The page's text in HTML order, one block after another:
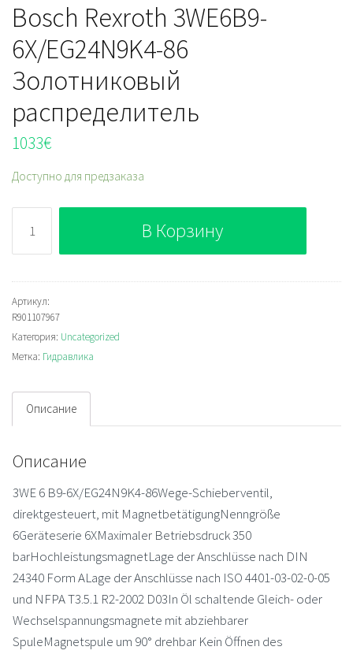
Bosch Rexroth 3WE6B9-
6X/EG24N9K4-86
Золотниковый
распределитель
1033€
Доступно для предзаказа
Bosch
Rexroth
3WE6B9-
6X/EG24N9K4-
86
Золотниковый
распределитель
В Корзину
Артикул:
R901107967
Категория: Uncategorized
Метка: Гидравлика
Описание
Описание
3WE 6 B9-6X/EG24N9K4-86Wege-Schieberventil,
direktgesteuert, mit MagnetbetätigungNenngröße
6Geräteserie 6XMaximaler Betriebsdruck 350
barHochleistungsmagnetLage der Anschlüsse nach DIN
24340 Form ALage der Anschlüsse nach ISO 4401-03-02-0-05
und NFPA T3.5.1 R2-2002 D03In Öl schaltende Gleich- oder
Wechselspannungsmagnete mit abziehbarer
SpuleMagnetspule um 90° drehbar Kein Öffnen des